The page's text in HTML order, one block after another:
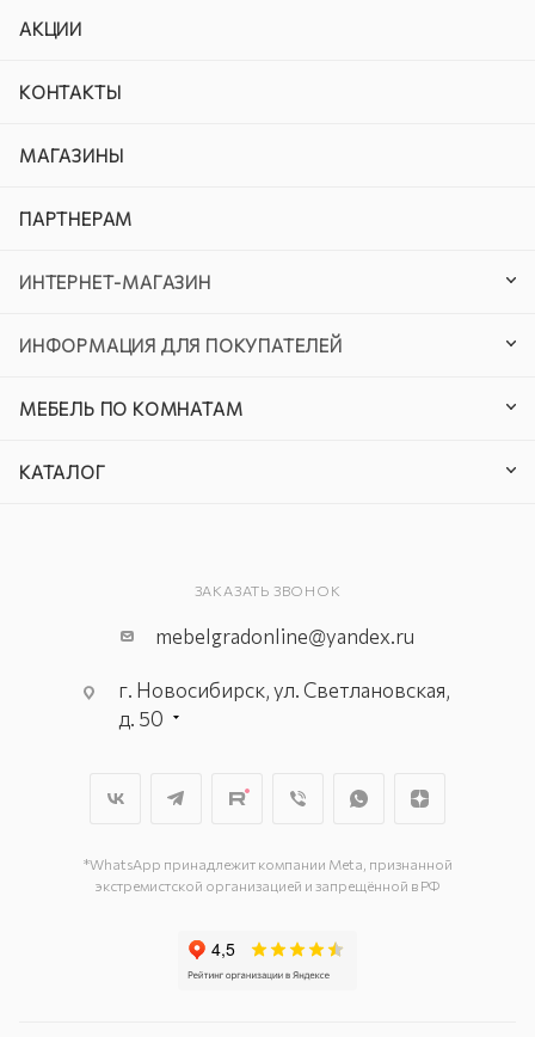
АКЦИИ
КОНТАКТЫ
МАГАЗИНЫ
ПАРТНЕРАМ
ИНТЕРНЕТ-МАГАЗИН
ИНФОРМАЦИЯ ДЛЯ ПОКУПАТЕЛЕЙ
МЕБЕЛЬ ПО КОМНАТАМ
КАТАЛОГ
ЗАКАЗАТЬ ЗВОНОК
mebelgradonline@yandex.ru
г. Новосибирск, ул. Светлановская,
д. 50
35, ангар 14
*WhatsApp принадлежит компании Meta, признанной
экстремистской организацией и запрещённой в РФ